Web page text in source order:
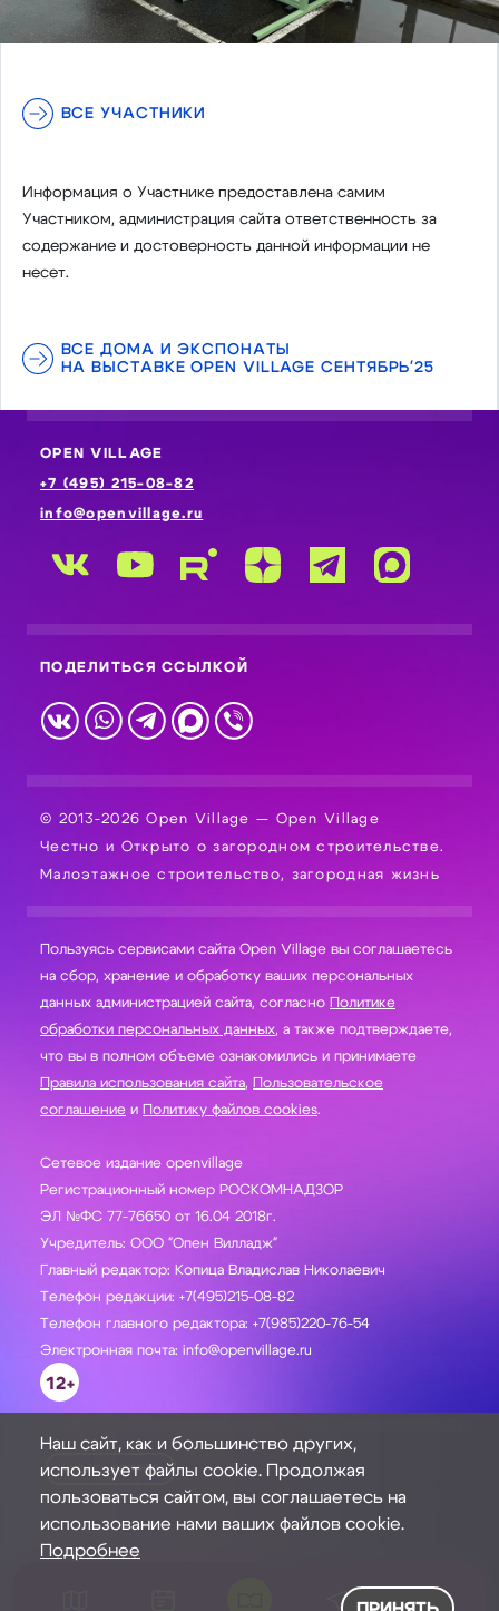
ВСЕ УЧАСТНИКИ
Информация о Участнике предоставлена самим
Участником, администрация сайта ответственность за
содержание и достоверность данной информации не
несет.
ВСЕ ДОМА И ЭКСПОНАТЫ
НА ВЫСТАВКЕ OPEN VILLAGE СЕНТЯБРЬ'25
OPEN VILLAGE
+7 (495) 215-08-82
info@openvillage.ru
ПОДЕЛИТЬСЯ ССЫЛКОЙ
© 2013-2026 Open Village — Open Village
Честно и Открыто о загородном строительстве.
Малоэтажное строительство, загородная жизнь
Пользуясь сервисами сайта Open Village вы соглашаетесь
на сбор, хранение и обработку ваших персональных
данных администрацией сайта, согласно Политике
обработки персональных данных, а также подтверждаете,
что вы в полном объеме ознакомились и принимаете
Правила использования сайта, Пользовательское
соглашение и Политику файлов cookies.
Сетевое издание openvillage
Регистрационный номер РОСКОМНАДЗОР
ЭЛ №ФС 77-76650 от 16.04 2018г.
Учредитель: ООО "Опен Вилладж"
Главный редактор: Копица Владислав Николаевич
Телефон редакции: +7(495)215-08-82
Телефон главного редактора: +7(985)220-76-54
Электронная почта: info@openvillage.ru
12+
ЗАДАТЬ ВОПРОС
Наш сайт, как и большинство других,
использует файлы cookie. Продолжая
пользоваться сайтом, вы соглашаетесь на
использование нами ваших файлов cookie.
Подробнее